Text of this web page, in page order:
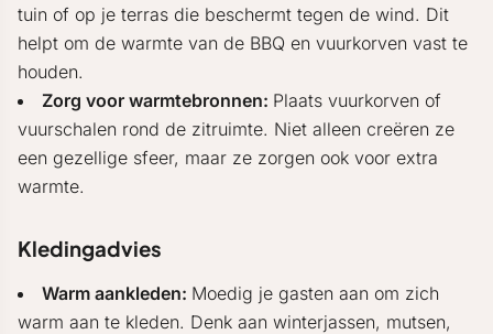
tuin of op je terras die beschermt tegen de wind. Dit
helpt om de warmte van de BBQ en vuurkorven vast te
houden.
Zorg voor warmtebronnen: Plaats vuurkorven of
vuurschalen rond de zitruimte. Niet alleen creëren ze
een gezellige sfeer, maar ze zorgen ook voor extra
warmte.
Kledingadvies
Warm aankleden: Moedig je gasten aan om zich
warm aan te kleden. Denk aan winterjassen, mutsen,